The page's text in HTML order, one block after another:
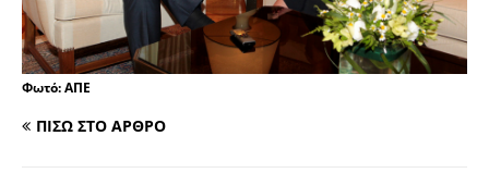
Φωτό: ΑΠΕ
ΠΙΣΩ ΣΤΟ ΑΡΘΡΟ